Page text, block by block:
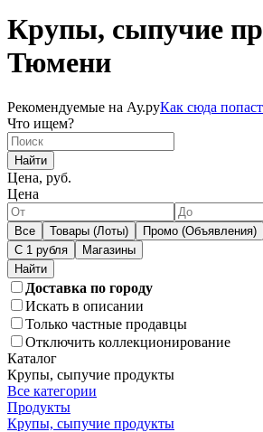
Крупы, сыпучие
Тюмени
Рекомендуемые на Ау.руКак сюда
Что ищем?
Найти
Цена, руб.
Цена
Все Товары (Лоты) Промо (Объявления)
С 1 рубля
Магазины
Доставка по городу
Искать в описании
Только частные продавцы
Отключить коллекционирование
Каталог
Крупы, сыпучие продукты
Все категории
Продукты
Крупы, сыпучие продукты